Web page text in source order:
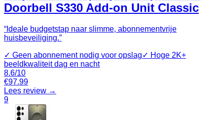
Doorbell S330 Add-on Unit Classic
“ Ideale budgetstap naar slimme, abonnementvrije
huisbeveiliging.”
✓ Geen abonnement nodig voor opslag✓ Hoge 2K+
beeldkwaliteit dag en nacht
8.6/10
€97.99
Lees review →
9